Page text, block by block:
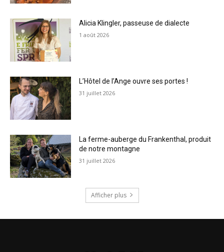
Alicia Klingler, passeuse de dialecte
1 août 2026
L’Hôtel de l’Ange ouvre ses portes !
31 juillet 2026
La ferme-auberge du Frankenthal, produit
de notre montagne
31 juillet 2026
Afficher plus